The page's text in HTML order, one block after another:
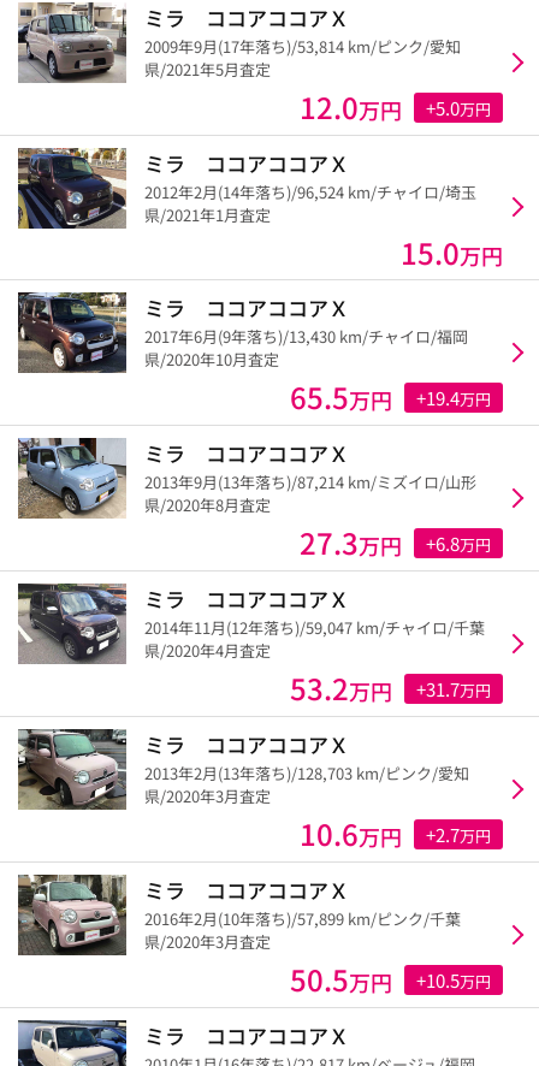
ミラ ココアココアＸ
2009年9月(17年落ち)/53,814 km/ピンク/愛知
県/2021年5月査定
12.0万円 +5.0万円
ミラ ココアココアＸ
2012年2月(14年落ち)/96,524 km/チャイロ/埼玉
県/2021年1月査定
15.0万円
ミラ ココアココアＸ
2017年6月(9年落ち)/13,430 km/チャイロ/福岡
県/2020年10月査定
65.5万円 +19.4万円
ミラ ココアココアＸ
2013年9月(13年落ち)/87,214 km/ミズイロ/山形
県/2020年8月査定
27.3万円 +6.8万円
ミラ ココアココアＸ
2014年11月(12年落ち)/59,047 km/チャイロ/千葉
県/2020年4月査定
53.2万円 +31.7万円
ミラ ココアココアＸ
2013年2月(13年落ち)/128,703 km/ピンク/愛知
県/2020年3月査定
10.6万円 +2.7万円
ミラ ココアココアＸ
2016年2月(10年落ち)/57,899 km/ピンク/千葉
県/2020年3月査定
50.5万円 +10.5万円
ミラ ココアココアＸ